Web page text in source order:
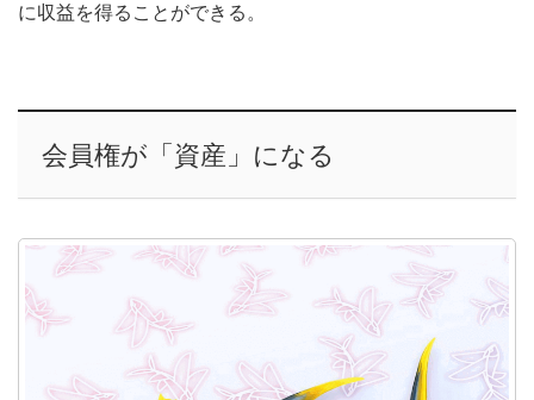
に収益を得ることができる。
会員権が「資産」になる